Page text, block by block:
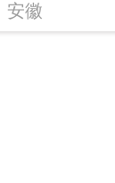
安徽